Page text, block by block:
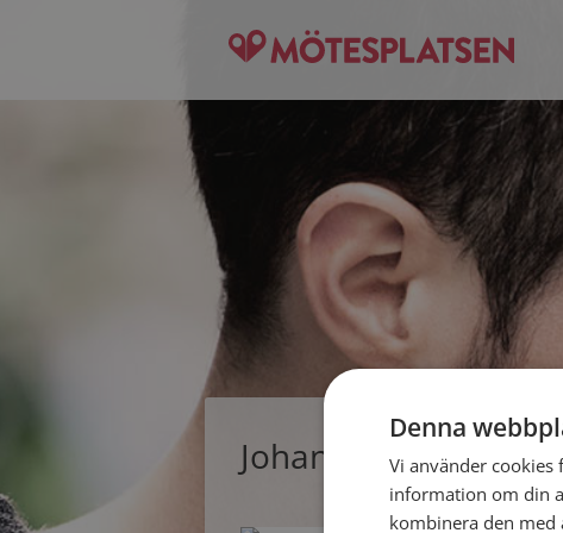
Johan, singelman
Denna
Vi använder cookies
information om din
kombinera den